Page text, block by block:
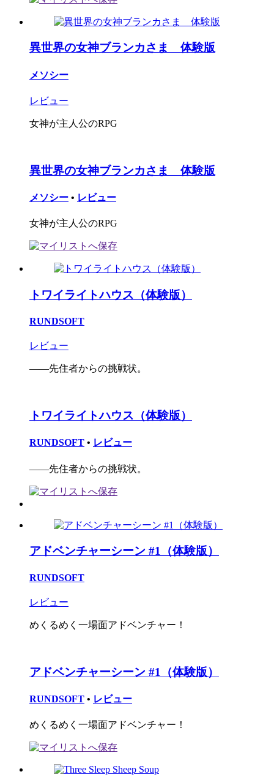
異世界の女神ブランカさま 体験版
メソシー
レビュー
女神が主人公のRPG
異世界の女神ブランカさま 体験版
メソシー • レビュー
女神が主人公のRPG
トワイライトハウス（体験版）
RUNDSOFT
レビュー
――先住者からの挑戦状。
トワイライトハウス（体験版）
RUNDSOFT • レビュー
――先住者からの挑戦状。
アドベンチャーシーン #1（体験版）
RUNDSOFT
レビュー
めくるめく一場面アドベンチャー！
アドベンチャーシーン #1（体験版）
RUNDSOFT • レビュー
めくるめく一場面アドベンチャー！